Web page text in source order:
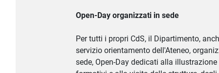
Open-Day organizzati in sede
Per tutti i propri CdS, il Dipartimento,
servizio orientamento dell'Ateneo,
sede, Open-Day dedicati alla